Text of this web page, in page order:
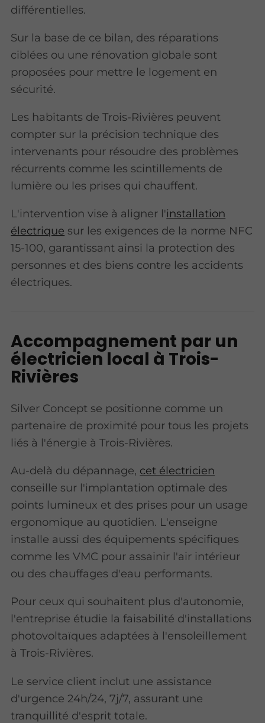
différentielles.
Sur la base de ce bilan, des réparations
ciblées ou une rénovation globale sont
proposées pour mettre le logement en
sécurité.
Les habitants de Trois-Rivières peuvent
compter sur la précision technique des
intervenants pour résoudre des problèmes
récurrents comme les scintillements de
lumière ou les prises qui chauffent.
L'intervention vise à aligner l'installation
électrique sur les exigences de la norme NFC
15-100, garantissant ainsi la protection des
personnes et des biens contre les accidents
électriques.
Accompagnement par un
électricien local à Trois-
Rivières
Silver Concept se positionne comme un
partenaire de proximité pour tous les projets
liés à l'énergie à Trois-Rivières.
Au-delà du dépannage, cet électricien
conseille sur l'implantation optimale des
points lumineux et des prises pour un usage
ergonomique au quotidien. L'enseigne
installe aussi des équipements spécifiques
comme les VMC pour assainir l'air intérieur
ou des chauffages d'eau performants.
Pour ceux qui souhaitent plus d'autonomie,
l'entreprise étudie la faisabilité d'installations
photovoltaïques adaptées à l'ensoleillement
à Trois-Rivières.
Le service client inclut une assistance
d'urgence 24h/24, 7j/7, assurant une
tranquillité d'esprit totale.